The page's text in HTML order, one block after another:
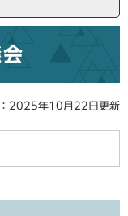
2025年10月22日更新